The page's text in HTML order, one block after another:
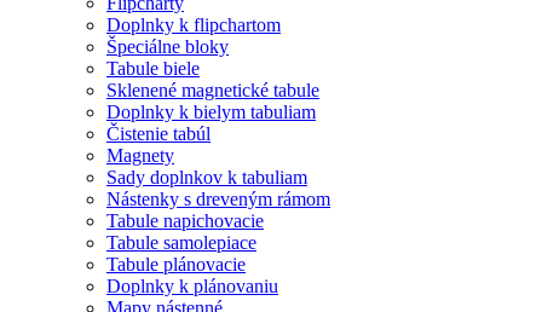
Doplnky k flipchartom
Špeciálne bloky
Tabule biele
Sklenené magnetické tabule
Doplnky k bielym tabuliam
Čistenie tabúl
Magnety
Sady doplnkov k tabuliam
Nástenky s dreveným rámom
Tabule napichovacie
Tabule samolepiace
Tabule plánovacie
Doplnky k plánovaniu
Mapy nástenné